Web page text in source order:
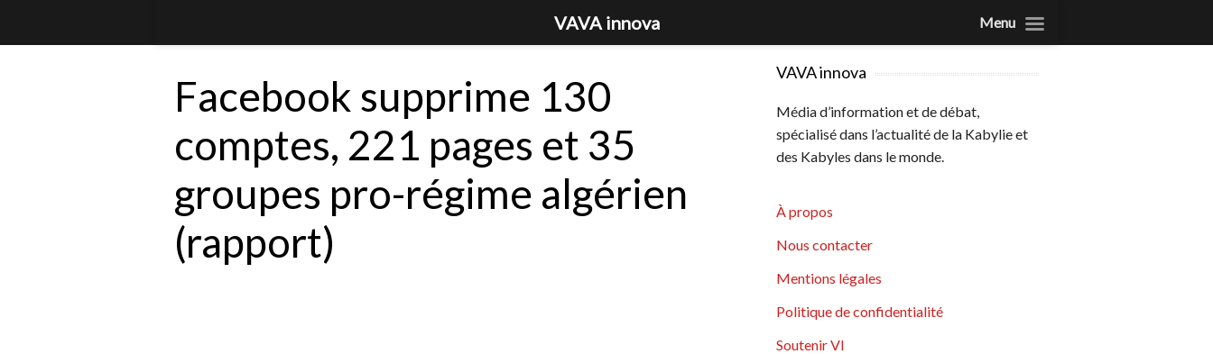
Facebook supprime 130
comptes, 221 pages et 35
groupes pro-régime algérien
(rapport)
VAVA innova
Média d’information et de débat,
spécialisé dans l’actualité de la Kabylie et
des Kabyles dans le monde.
À propos
Nous contacter
Mentions légales
Politique de confidentialité
Soutenir VI
VAVA innova Menu